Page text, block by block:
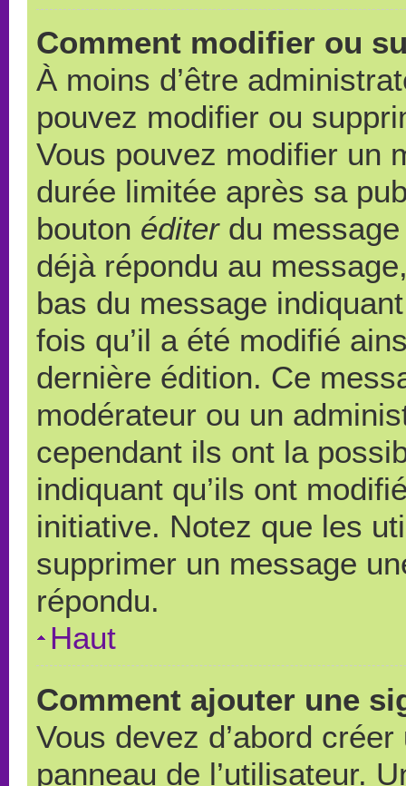
Comment modifier ou
À moins d’être
pouvez modifier ou
Vous pouvez modifier un
durée limitée après sa
bouton éditerdu message
déjà répondu au
bas du message
fois qu’il a été modifié
dernière édition. Ce
modérateur ou un
cependant ils ont la
indiquant qu’ils ont
initiative. Notez que les
supprimer un message
répondu.
Haut
Comment ajouter une
Vous devez d’abord
panneau de l’utilisateur.